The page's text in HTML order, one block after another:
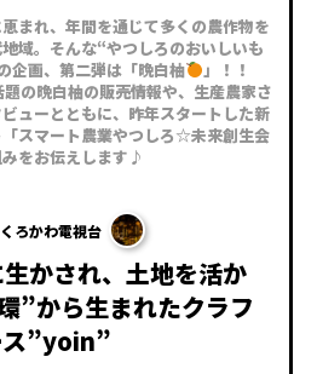
まれ、年間を通じて多くの農作物を
域。そんな“やつしろのおいしいも
企画、第二弾は「晩白柚
」！！
の晩白柚の販売情報や、生産農家さ
ューとともに、昨年スタートした新
スマート農業やつしろ☆未来創生会
をお伝えします♪
くろかわ電視台
生かされ、土地を活か
”から生まれたクラフ
ス”yoin”